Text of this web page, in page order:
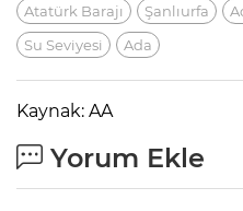
Atatürk Barajı Şanlıurfa
Su Seviyesi
Ada
Kaynak: AA
Yorum Ekle